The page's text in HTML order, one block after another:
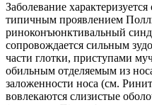
Заболевание
типичным проявлением
риноконъюнктивальный
сопровождается сильным
части глотки, приступами
обильным отделяемым из
заложенности носа (см.
вовлекаются слизистые